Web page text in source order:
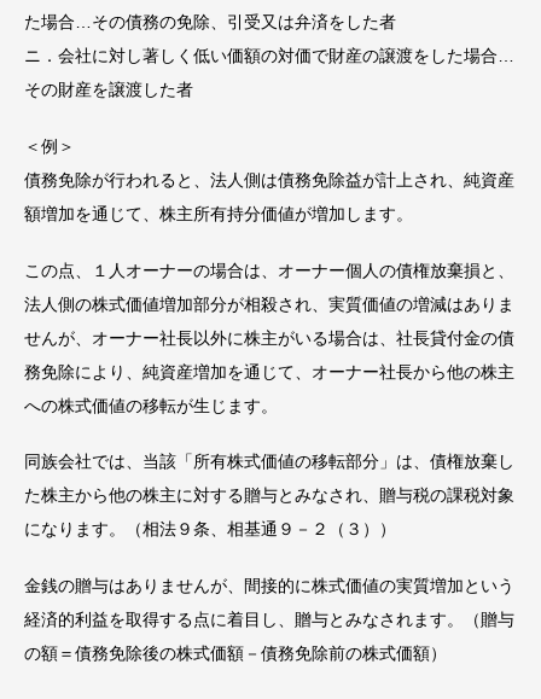
た場合…その債務の免除、引受又は弁済をした者
ニ．会社に対し著しく低い価額の対価で財産の譲渡をした場合…
その財産を譲渡した者
＜例＞
債務免除が行われると、法人側は債務免除益が計上され、純資産
額増加を通じて、株主所有持分価値が増加します。
この点、１人オーナーの場合は、オーナー個人の債権放棄損と、
法人側の株式価値増加部分が相殺され、実質価値の増減はありま
せんが、オーナー社長以外に株主がいる場合は、社長貸付金の債
務免除により、純資産増加を通じて、オーナー社長から他の株主
への株式価値の移転が生じます。
同族会社では、当該「所有株式価値の移転部分」は、債権放棄し
た株主から他の株主に対する贈与とみなされ、贈与税の課税対象
になります。（相法９条、相基通９－２（３））
金銭の贈与はありませんが、間接的に株式価値の実質増加という
経済的利益を取得する点に着目し、贈与とみなされます。（贈与
の額＝債務免除後の株式価額－債務免除前の株式価額）